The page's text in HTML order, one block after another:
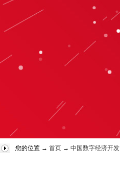
您的位置 → 首页 → 中国数字经济开发